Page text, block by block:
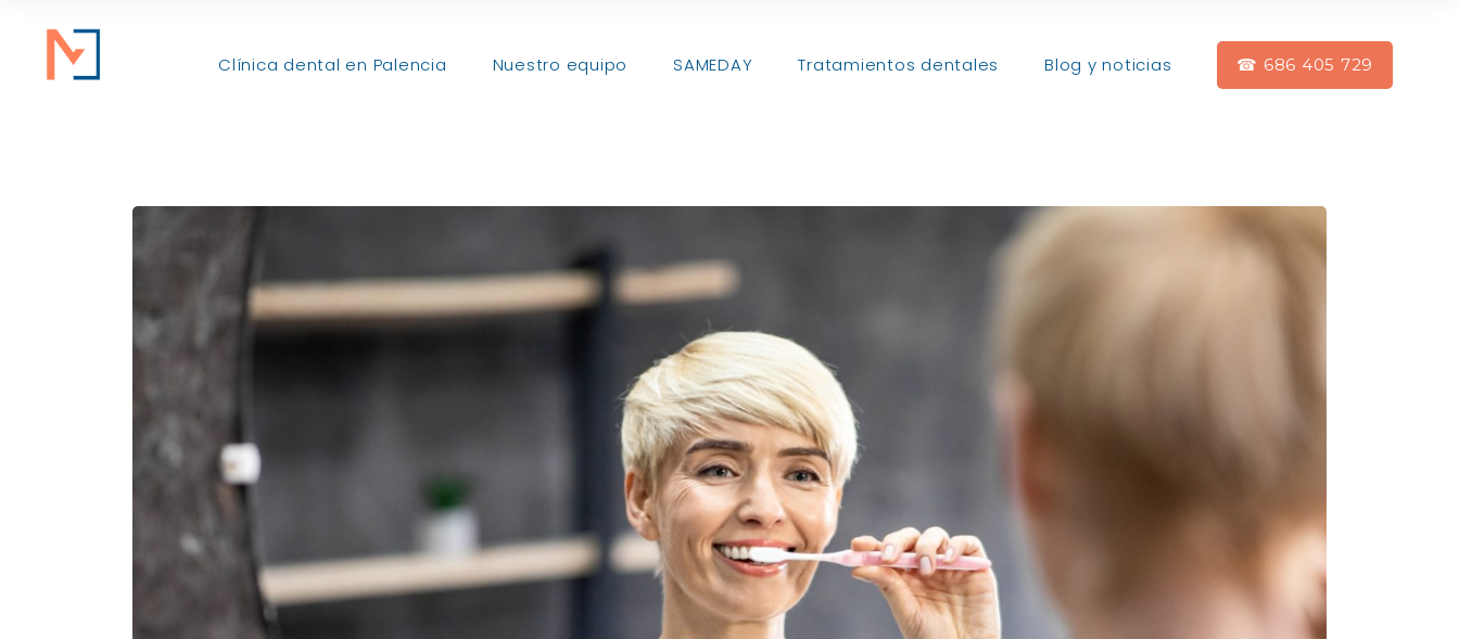
Clínica dental en Palencia Nuestro equipo SAMEDAY Tratamientos dentales Blog y noticias ☎ 686 405 729